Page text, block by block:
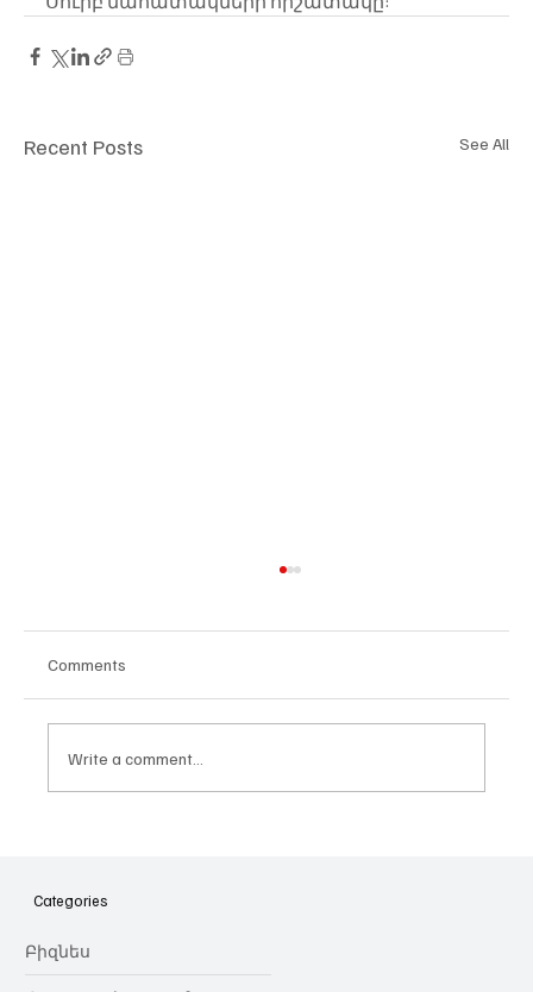
Recent Posts See All
նվիրում որոշում
Comments
Write a comment...
Categories
Բիզնես